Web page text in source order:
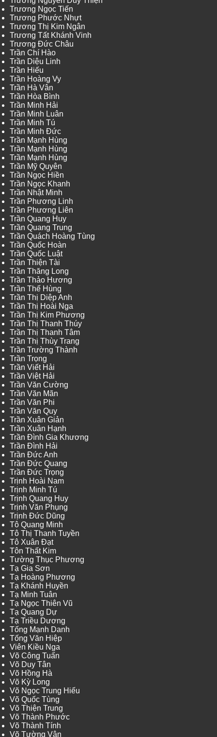
Trương Ngọc Tiến
Trương Phước Nhựt
Trương Thị Kim Ngân
Trương Tất Khánh Vinh
Trương Đức Châu
Trần Chí Hào
Trần Diệu Linh
Trần Hiếu
Trần Hoàng Vy
Trần Hà Vân
Trần Hòa Bình
Trần Minh Hải
Trần Minh Luân
Trần Minh Tú
Trần Minh Đức
Trần Mạnh Hùng
Trần Mạnh Hùng
Trần Mạnh Hùng
Trần Mỹ Quyên
Trần Ngọc Hiền
Trần Ngọc Khanh
Trần Nhật Minh
Trần Phương Linh
Trần Phương Liên
Trần Quang Huy
Trần Quang Trung
Trần Quách Hoàng Tùng
Trần Quốc Hoàn
Trần Quốc Luật
Trần Thiện Tài
Trần Thăng Long
Trần Thảo Hương
Trần Thế Hùng
Trần Thị Diệp Anh
Trần Thị Hoài Nga
Trần Thị Kim Phương
Trần Thị Thanh Thúy
Trần Thị Thanh Tâm
Trần Thị Thùy Trang
Trần Trường Thành
Trần Trọng
Trần Viết Hải
Trần Việt Hải
Trần Văn Cường
Trần Văn Mãn
Trần Văn Phi
Trần Văn Quy
Trần Xuân Giản
Trần Xuân Hạnh
Trần Đình Gia Khương
Trần Đình Hải
Trần Đức Anh
Trần Đức Quang
Trần Đức Trọng
Trịnh Hoài Nam
Trịnh Minh Tú
Trịnh Quang Huy
Trịnh Văn Phụng
Trịnh Đức Dũng
Tô Quang Minh
Tô Thị Thanh Tuyền
Tô Xuân Đạt
Tôn Thất Kim
Tường Thục Phương
Tạ Gia Sơn
Tạ Hoàng Phương
Tạ Khánh Huyền
Tạ Minh Tuân
Tạ Ngọc Thiên Vũ
Tạ Quang Dự
Tạ Triều Dương
Tống Mạnh Danh
Tống Văn Hiệp
Viên Kiều Nga
Võ Công Tuấn
Võ Duy Tân
Võ Hồng Hà
Võ Kỳ Long
Võ Ngọc Trung Hiếu
Võ Quốc Tùng
Võ Thiện Trung
Võ Thành Phước
Võ Thành Tính
Võ Tường Vân